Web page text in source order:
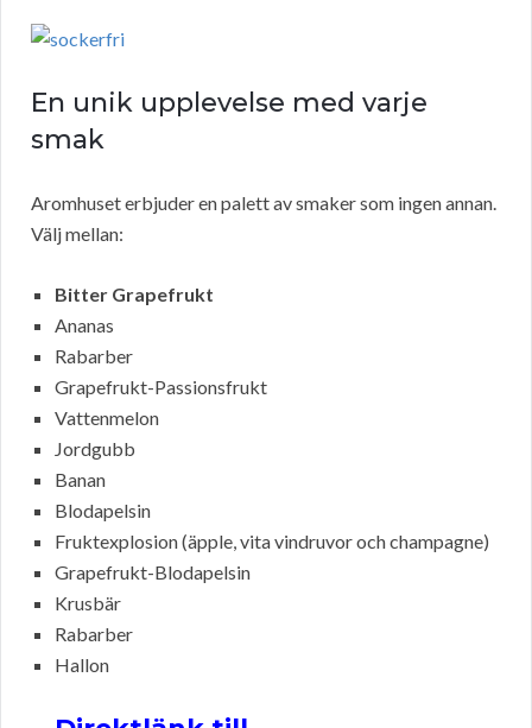
En unik upplevelse med varje
smak
Aromhuset erbjuder en palett av smaker som ingen annan.
Välj mellan:
Bitter Grapefrukt
Ananas
Rabarber
Grapefrukt-Passionsfrukt
Vattenmelon
Jordgubb
Banan
Blodapelsin
Fruktexplosion (äpple, vita vindruvor och champagne)
Grapefrukt-Blodapelsin
Krusbär
Rabarber
Hallon